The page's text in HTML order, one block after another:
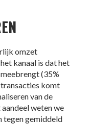
omzet
kanaal is dat het
(35%
transacties komt
van de
weten we
tegen gemiddeld